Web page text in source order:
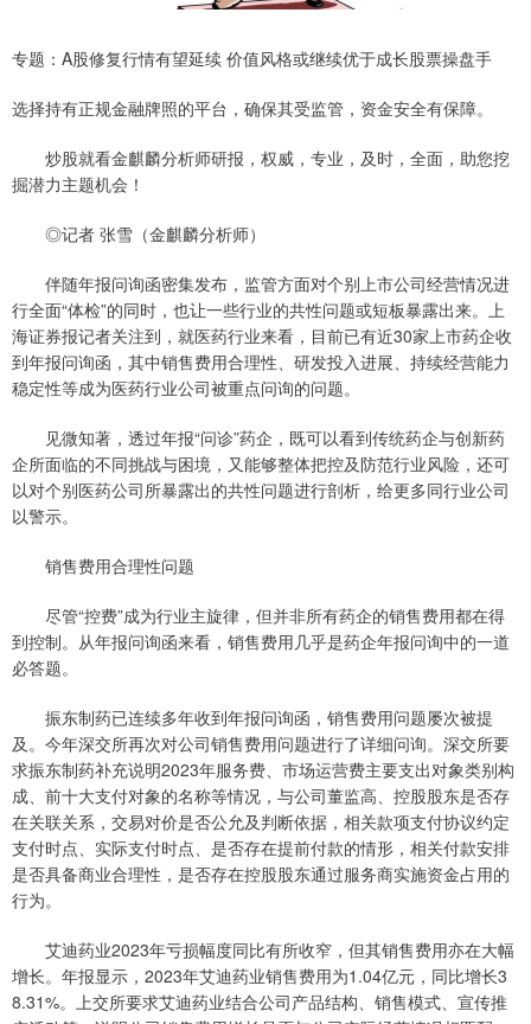
专题：A股修复行情有望延续 价值风格或继续优于成长股票操盘手
选择持有正规金融牌照的平台，确保其受监管，资金安全有保障。
炒股就看金麒麟分析师研报，权威，专业，及时，全面，助您挖
掘潜力主题机会！
◎记者 张雪（金麒麟分析师）
伴随年报问询函密集发布，监管方面对个别上市公司经营情况进
行全面“体检”的同时，也让一些行业的共性问题或短板暴露出来。上
海证券报记者关注到，就医药行业来看，目前已有近30家上市药企收
到年报问询函，其中销售费用合理性、研发投入进展、持续经营能力
稳定性等成为医药行业公司被重点问询的问题。
见微知著，透过年报“问诊”药企，既可以看到传统药企与创新药
企所面临的不同挑战与困境，又能够整体把控及防范行业风险，还可
以对个别医药公司所暴露出的共性问题进行剖析，给更多同行业公司
以警示。
销售费用合理性问题
尽管“控费”成为行业主旋律，但并非所有药企的销售费用都在得
到控制。从年报问询函来看，销售费用几乎是药企年报问询中的一道
必答题。
振东制药已连续多年收到年报问询函，销售费用问题屡次被提
及。今年深交所再次对公司销售费用问题进行了详细问询。深交所要
求振东制药补充说明2023年服务费、市场运营费主要支出对象类别构
成、前十大支付对象的名称等情况，与公司董监高、控股股东是否存
在关联关系，交易对价是否公允及判断依据，相关款项支付协议约定
支付时点、实际支付时点、是否存在提前付款的情形，相关付款安排
是否具备商业合理性，是否存在控股股东通过服务商实施资金占用的
行为。
艾迪药业2023年亏损幅度同比有所收窄，但其销售费用亦在大幅
增长。年报显示，2023年艾迪药业销售费用为1.04亿元，同比增长3
8.31%。上交所要求艾迪药业结合公司产品结构、销售模式、宣传推